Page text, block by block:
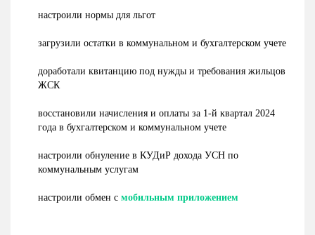
настроили нормы для льгот
загрузили остатки в коммунальном и бухгалтерском учете
доработали квитанцию под нужды и требования жильцов
ЖСК
восстановили начисления и оплаты за 1-й квартал 2024
года в бухгалтерском и коммунальном учете
настроили обнуление в КУДиР дохода УСН по
коммунальным услугам
настроили обмен с мобильным приложением